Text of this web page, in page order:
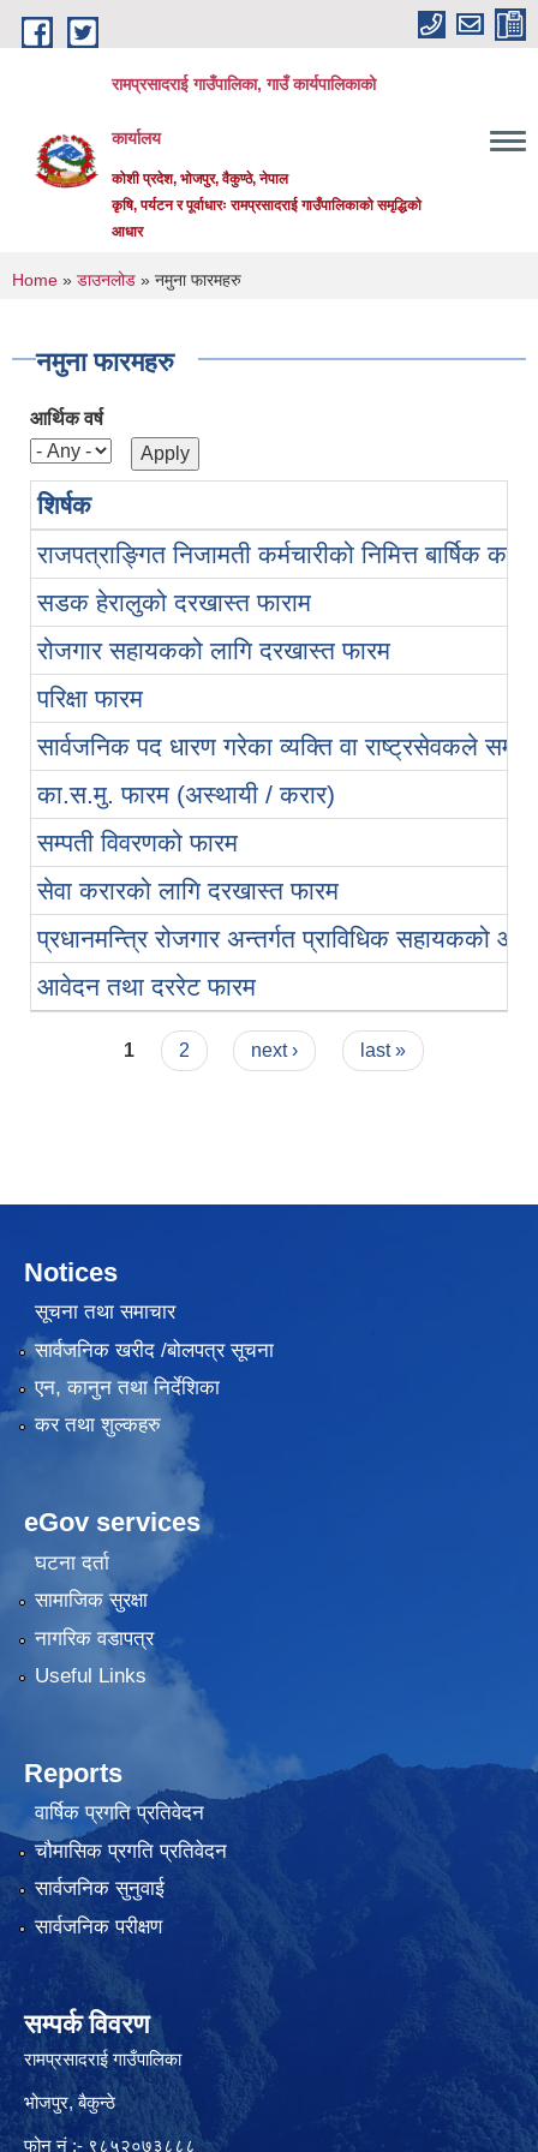
Skip to main content
रामप्रसादराई गाउँपालिका, गाउँ कार्यपालिकाको
कार्यालय
कोशी प्रदेश, भोजपुर, वैकुण्ठे, नेपाल
कृषि, पर्यटन र पूर्वाधारः रामप्रसादराई गाउँपालिकाको समृद्धिको
आधार
You are here
Home » डाउनलोड » नमुना फारमहरु
नमुना फारमहरु
आर्थिक वर्ष
शिर्षक
राजपत्राङ्गित निजामती कर्मचारीको निमित्त बार्षिक
सडक हेरालुको दरखास्त फाराम
रोजगार सहायकको लागि दरखास्त फारम
परिक्षा फारम
सार्वजनिक पद धारण गरेका व्यक्ति वा राष्ट्रसेवकले
का.स.मु. फारम (अस्थायी / करार)
सम्पती विवरणको फारम
सेवा करारको लागि दरखास्त फारम
प्रधानमन्त्रि रोजगार अन्तर्गत प्राविधिक सहायकको
आवेदन तथा दररेट फारम
Pages
1 2 next › last »
Notices
सूचना तथा समाचार
सार्वजनिक खरीद /बोलपत्र सूचना
एन, कानुन तथा निर्देशिका
कर तथा शुल्कहरु
eGov services
घटना दर्ता
सामाजिक सुरक्षा
नागरिक वडापत्र
Useful Links
Reports
वार्षिक प्रगति प्रतिवेदन
चौमासिक प्रगति प्रतिवेदन
सार्वजनिक सुनुवाई
सार्वजनिक परीक्षण
सम्पर्क विवरण
रामप्रसादराई गाउँपालिका
भोजपुर, बैकुन्ठे
फोन नं :- ९८५२०७३८८८